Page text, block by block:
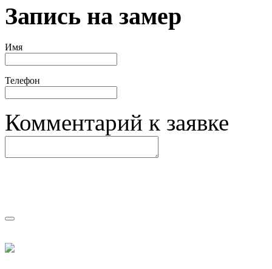
Запись на замер
Имя
Телефон
Комментарий к заявке